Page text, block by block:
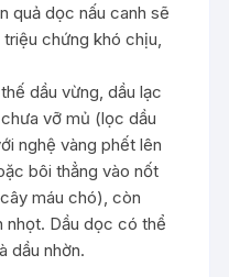
quả dọc nấu canh sẽ
chứng khó chịu,
dầu vừng, dầu lạc
vỡ mủ (lọc dầu
nghệ vàng phết lên
bôi thẳng vào nốt
máu chó), còn
nhọt. Dầu dọc có thể
dầu nhờn.